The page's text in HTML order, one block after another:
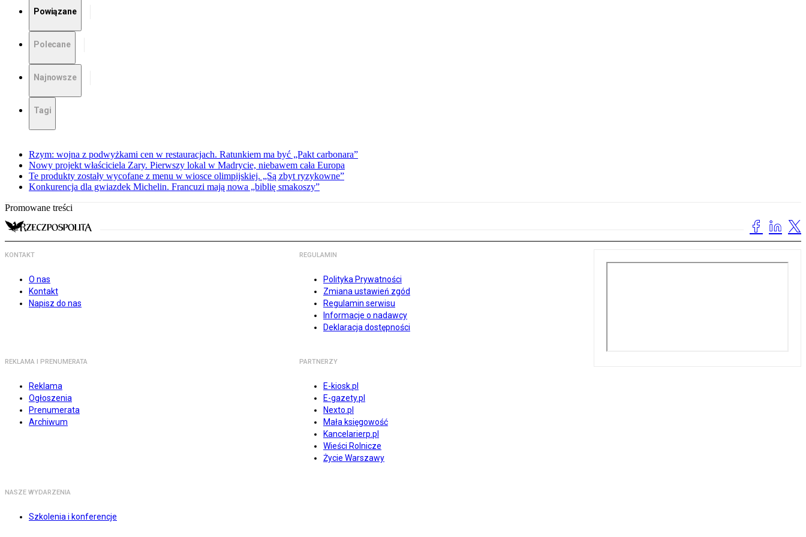
Powiązane
Polecane
Najnowsze
Tagi
Rzym: wojna z podwyżkami cen w restauracjach. Ratunkiem ma być „Pakt carbonara”
Nowy projekt właściciela Zary. Pierwszy lokal w Madrycie, niebawem cała Europa
Te produkty zostały wycofane z menu w wiosce olimpijskiej. „Są zbyt ryzykowne”
Konkurencja dla gwiazdek Michelin. Francuzi mają nowa „biblię smakoszy”
Promowane treści
KONTAKT
O nas
Kontakt
Napisz do nas
REGULAMIN
Polityka Prywatności
Zmiana ustawień zgód
Regulamin serwisu
Informacje o nadawcy
Deklaracja dostępności
REKLAMA I PRENUMERATA
Reklama
Ogłoszenia
Prenumerata
Archiwum
PARTNERZY
E-kiosk.pl
E-gazety.pl
Nexto.pl
Mała księgowość
Kancelarierp.pl
Wieści Rolnicze
Życie Warszawy
NASZE WYDARZENIA
Szkolenia i konferencje